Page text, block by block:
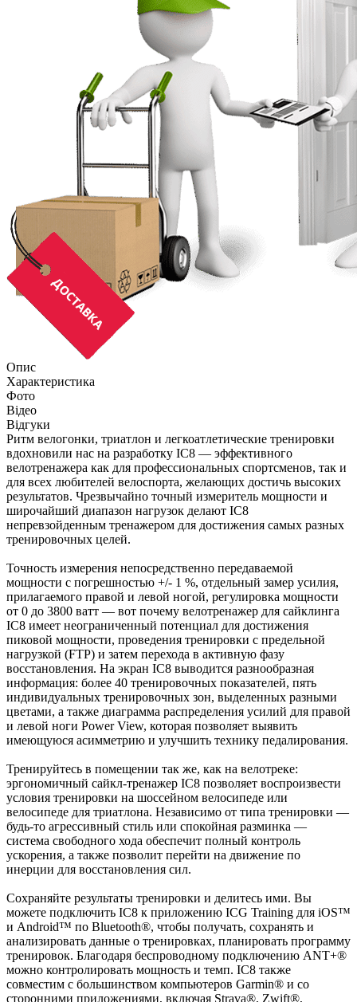
Опис
Характеристика
Фото
Відео
Відгуки
Ритм велогонки, триатлон и легкоатлетические тренировки
вдохновили нас на разработку IC8 — эффективного
велотренажера как для профессиональных спортсменов, так и
для всех любителей велоспорта, желающих достичь высоких
результатов. Чрезвычайно точный измеритель мощности и
широчайший диапазон нагрузок делают IC8
непревзойденным тренажером для достижения самых разных
тренировочных целей.
Точность измерения непосредственно передаваемой
мощности с погрешностью +/- 1 %, отдельный замер усилия,
прилагаемого правой и левой ногой, регулировка мощности
от 0 до 3800 ватт — вот почему велотренажер для сайклинга
IC8 имеет неограниченный потенциал для достижения
пиковой мощности, проведения тренировки с предельной
нагрузкой (FTP) и затем перехода в активную фазу
восстановления. На экран IC8 выводится разнообразная
информация: более 40 тренировочных показателей, пять
индивидуальных тренировочных зон, выделенных разными
цветами, а также диаграмма распределения усилий для правой
и левой ноги Power View, которая позволяет выявить
имеющуюся асимметрию и улучшить технику педалирования.
Тренируйтесь в помещении так же, как на велотреке:
эргономичный сайкл-тренажер IC8 позволяет воспроизвести
условия тренировки на шоссейном велосипеде или
велосипеде для триатлона. Независимо от типа тренировки —
будь-то агрессивный стиль или спокойная разминка —
система свободного хода обеспечит полный контроль
ускорения, а также позволит перейти на движение по
инерции для восстановления сил.
Сохраняйте результаты тренировки и делитесь ими. Вы
можете подключить IC8 к приложению ICG Training для iOS™
и Android™ по Bluetooth®, чтобы получать, сохранять и
анализировать данные о тренировках, планировать программу
тренировок. Благодаря беспроводному подключению ANT+®
можно контролировать мощность и темп. IC8 также
совместим с большинством компьютеров Garmin® и со
сторонними приложениями, включая Strava®, Zwift®,